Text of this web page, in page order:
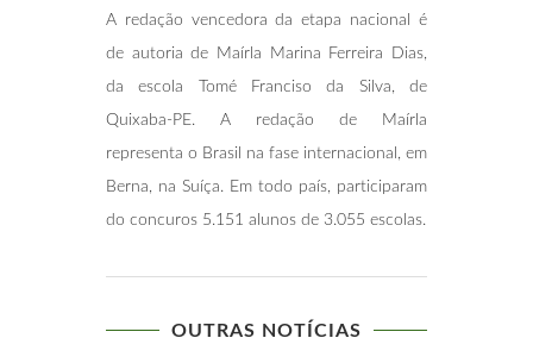
A redação vencedora da etapa nacional é
de autoria de Maírla Marina Ferreira Dias,
da escola Tomé Franciso da Silva, de
Quixaba-PE. A redação de Maírla
representa o Brasil na fase internacional, em
Berna, na Suíça. Em todo país, participaram
do concuros 5.151 alunos de 3.055 escolas.
OUTRAS NOTÍCIAS